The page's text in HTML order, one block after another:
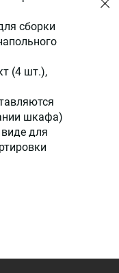
сборки
(4 шт.),
шкафа)
для